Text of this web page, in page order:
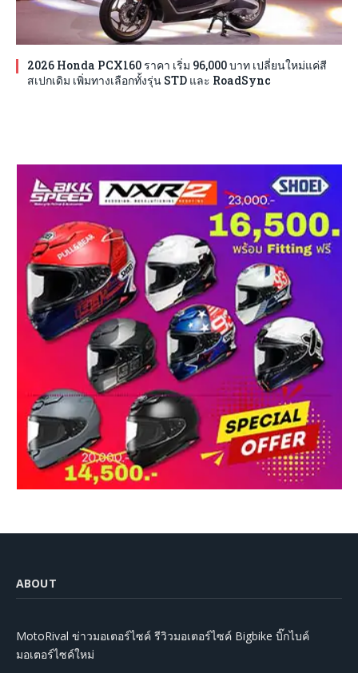
2026 Honda PCX160 ราคา เริ่ม 96,000 บาท เปลี่ยนใหม่แค่สี
สเปกเดิม เพิ่มทางเลือกทั้งรุ่น STD และ RoadSync
ABOUT
MotoRival ข่าวมอเตอร์ไซค์ รีวิวมอเตอร์ไซค์ Bigbike บิ๊กไบค์
มอเตอร์ไซค์ใหม่